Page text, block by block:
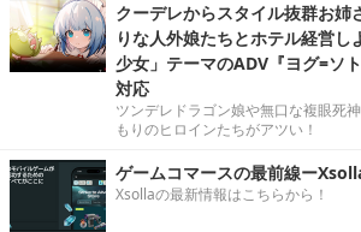
クーデレからスタイル抜群お姉
りな人外娘たちとホテル経営し
少女」テーマのADV『ヨグ=ソ
対応
ツンデレドラゴン娘や無口な複眼死
もりのヒロインたちがアツい！
ゲームコマースの最前線ー
Xsollaの最新情報はこちらから！